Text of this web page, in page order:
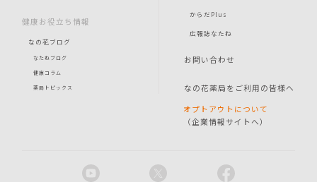
健康お役立ち情報
なの花ブログ
なたねブログ
健康コラム
薬局トピックス
からだPlus
広報誌なたね
お問い合わせ
なの花薬局をご利用の皆様へ
オプトアウトについて
（企業情報サイトへ）